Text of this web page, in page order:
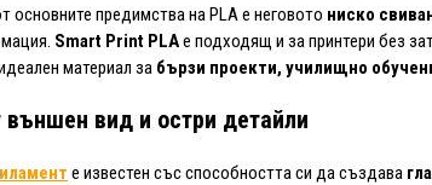
основните предимства на PLA е неговото ниско
Smart Print PLAе подходящ и за принтери без
материал за бързи проекти, училищно
външен вид и остри детайли
е известен със способността си да създава